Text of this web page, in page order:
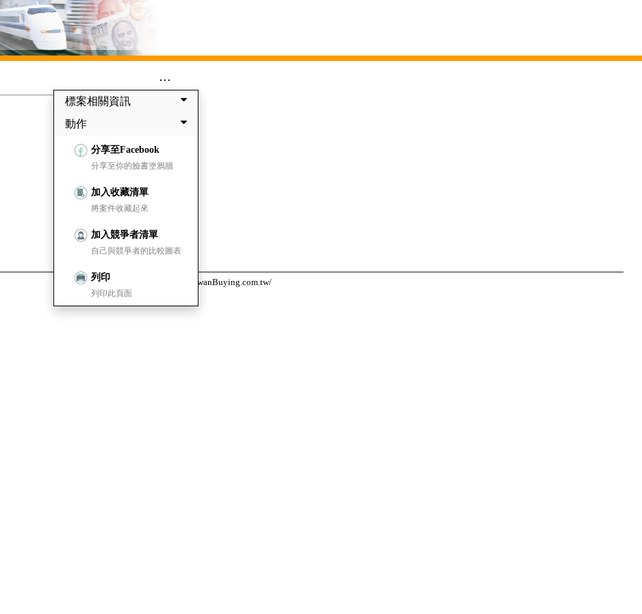
...
標案相關資訊
動作
分享至Facebook
分享至你的臉書塗鴉牆
加入收藏清單
將案件收藏起來
加入競爭者清單
自己與競爭者的比較圖表
列印
列印此頁面
台灣採購公報網 https://www.TaiwanBuying.com.tw/